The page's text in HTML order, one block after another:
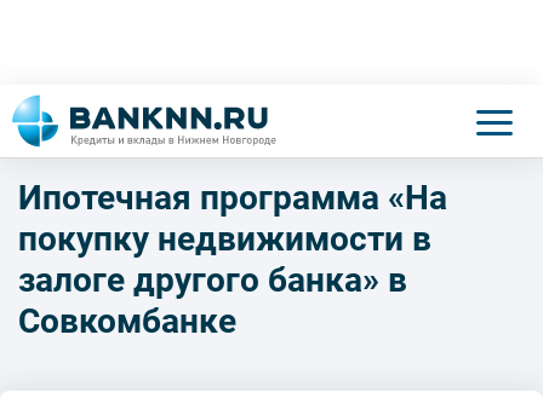
Ипотечная программа «На
покупку недвижимости в
залоге другого банка» в
Совкомбанке